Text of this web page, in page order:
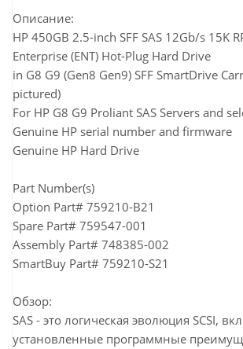
Описание:
HP 450GB 2.5-inch SFF SAS 12Gb/s 15K
Enterprise (ENT) Hot-Plug Hard Drive
in G8 G9 (Gen8 Gen9) SFF SmartDrive
pictured)
For HP G8 G9 Proliant SAS Servers and
Genuine HP serial number and firmware
Genuine HP Hard Drive
Part Number(s)
Option Part# 759210-B21
Spare Part# 759547-001
Assembly Part# 748385-002
SmartBuy Part# 759210-S21
Обзор:
SAS - это логическая эволюция SCSI,
установленные программные